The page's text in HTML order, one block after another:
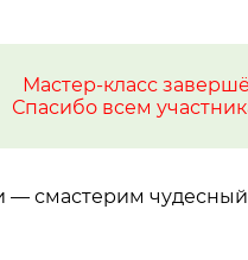
Мастер-класс
Спасибо всем
— смастерим